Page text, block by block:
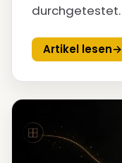
durchgetestet.
Artikel lesen→